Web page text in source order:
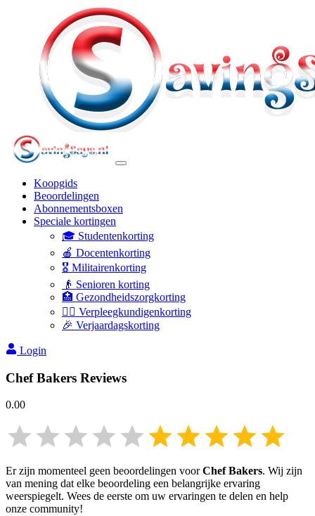
Koopgids
Beoordelingen
Abonnementsboxen
Speciale kortingen
🎓 Studentenkorting
🍎 Docentenkorting
🎖️ Militairenkorting
👴 Senioren korting
🏥 Gezondheidszorgkorting
👩‍⚕️ Verpleegkundigenkorting
🎉 Verjaardagskorting
Login
Chef Bakers Reviews
0.00
Er zijn momenteel geen beoordelingen voorChef Bakers. Wij zijn
van mening dat elke beoordeling een belangrijke ervaring
weerspiegelt. Wees de eerste om uw ervaringen te delen en help
onze community!